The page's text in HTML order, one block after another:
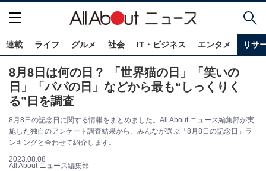
連載 ライフ グルメ 社会 IT・ビジネス エンタメ リサ
8月8日は何の日？ 「世界猫の日」「笑いの
日」「パパの日」などから最も“しっくりく
る”日を調査
8月8日の記念日に関する情報をまとめました。All About ニュース編集部が実
施した独自のアンケート調査結果から、みんなが選ぶ「8月8日の記念日」ラ
ンキングと合わせて紹介します。
2023.08.08
All About ニュース編集部